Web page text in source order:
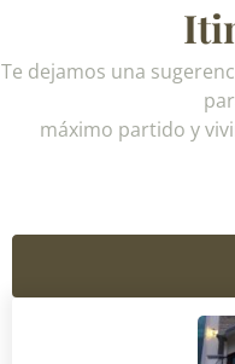
Te dejamos una
máximo partido y